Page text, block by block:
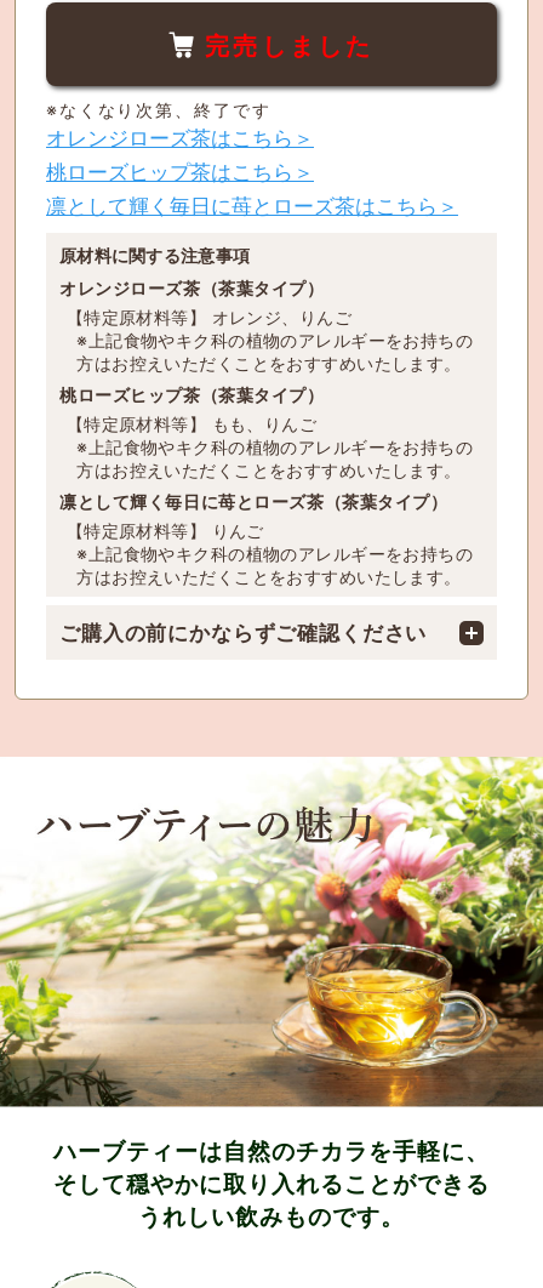
完売しました
※なくなり次第、終了です
オレンジローズ茶はこちら＞
桃ローズヒップ茶はこちら＞
凛として輝く毎日に苺とローズ茶はこちら＞
原材料に関する注意事項
オレンジローズ茶（茶葉タイプ）
【特定原材料等】 オレンジ、りんご
※上記食物やキク科の植物のアレルギーをお持ちの
方はお控えいただくことをおすすめいたします。
桃ローズヒップ茶（茶葉タイプ）
【特定原材料等】 もも、りんご
※上記食物やキク科の植物のアレルギーをお持ちの
方はお控えいただくことをおすすめいたします。
凛として輝く毎日に苺とローズ茶（茶葉タイプ）
【特定原材料等】 りんご
※上記食物やキク科の植物のアレルギーをお持ちの
方はお控えいただくことをおすすめいたします。
ご購入の前にかならずご確認ください
ハーブティーは自然のチカラを手軽に、
そして穏やかに取り入れることができる
うれしい飲みものです。